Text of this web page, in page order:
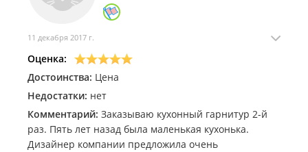
11 декабря 2017 г.
Оценка:
Достоинства: Цена
Недостатки: нет
Комментарий: Заказываю кухонный гарнитур 2-й
раз. Пять лет назад была маленькая кухонька.
Дизайнер компании предложила очень